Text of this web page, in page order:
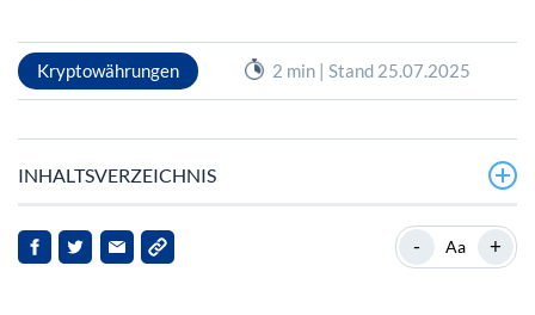
Kryptowährungen 2 min | Stand 25.07.2025
INHALTSVERZEICHNIS
Wachsendes Interesse an. * Das Kursprincipal Financial
Financial-GVerdienwinn-hältnis von Principal Financial
- Aa +